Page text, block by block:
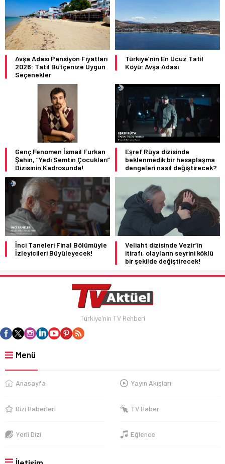
Avşa Adası Pansiyon Fiyatları
2026: Tatil Bütçenize Uygun
Seçenekler
Türkiye’nin En Ucuz Tatil
Köyü: Avşa Adası
Genç Fenomen İsmail Furkan
Şahin, “Yedi Semtin Çocukları”
Dizisinin Kadrosunda!
Eşref Rüya dizisinde
beklenmedik bir hesaplaşma
dengeleri nasıl değiştirecek?
İnci Taneleri Final Bölümüyle
İzleyicileri Büyüleyecek!
Veliaht dizisinde Vezir’in
itirafı, olayların seyrini köklü
bir şekilde değiştirecek!
Türkiye'nin TV Rehberi
Menü
Anasayfa Yayın Akışları
Dizi Haberleri TV Haber
Yerli Dizi Eğlence